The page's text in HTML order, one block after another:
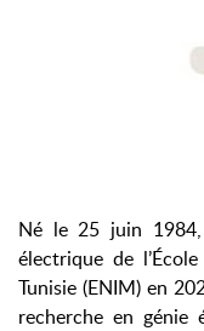
Né le 25 juin
électrique de
Tunisie (ENIM) en
recherche en génie